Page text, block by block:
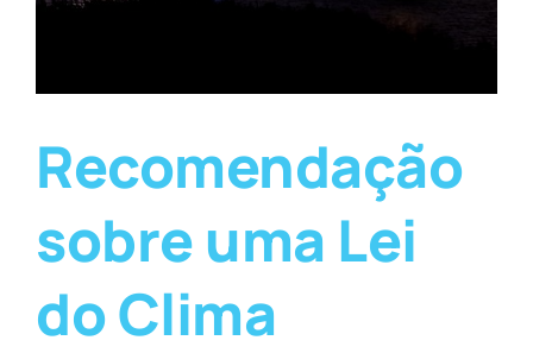
Recomendação
sobre uma Lei
do Clima